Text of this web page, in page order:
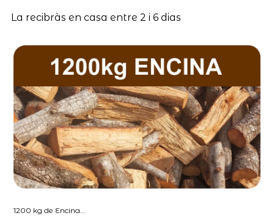
La recibràs en casa entre 2 i 6 dias
1200 kg de Encina...